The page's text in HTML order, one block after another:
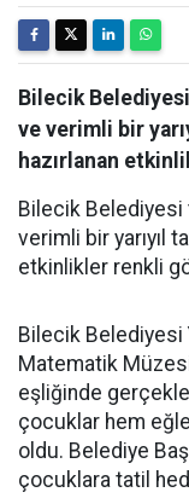
Bilecik
ve verimli bir
hazırlanan
Bilecik Belediyesi
verimli bir yarıyıl
etkinlikler renkli
Bilecik Belediyesi
Matematik
eşliğinde
çocuklar hem
oldu. Belediye
çocuklara tatil